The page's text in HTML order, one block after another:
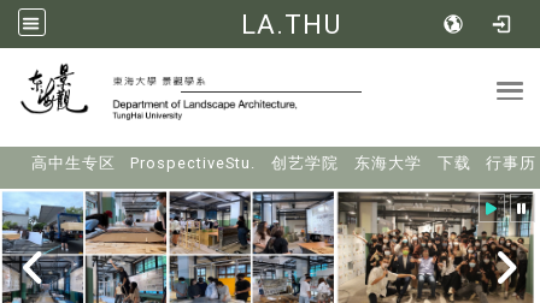
LA.THU
高中生专区 ProspectiveStu. 创艺学院 东海大学 下载 行事历